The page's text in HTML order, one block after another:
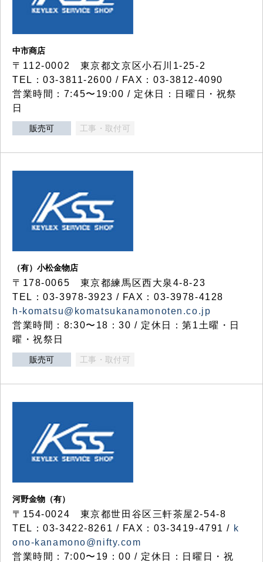
中市商店
〒112-0002 東京都文京区小石川1-25-2
TEL：03-3811-2600 / FAX：03-3812-4090
営業時間：7:45〜19:00 / 定休日：日曜日・祝祭
日
販売可 工事・取付可
（有）小松金物店
〒178-0065 東京都練馬区西大泉4-8-23
TEL：03-3978-3923 / FAX：03-3978-4128
h-komatsu@komatsukanamonoten.co.jp
営業時間：8:30〜18：30 / 定休日：第1土曜・日
曜・祝祭日
販売可 工事・取付可
河野金物（有）
〒154-0024 東京都世田谷区三軒茶屋2-54-8
TEL：03-3422-8261 / FAX：03-3419-4791 / k
ono-kanamono@nifty.com
営業時間：7:00〜19：00 / 定休日：日曜日・祝